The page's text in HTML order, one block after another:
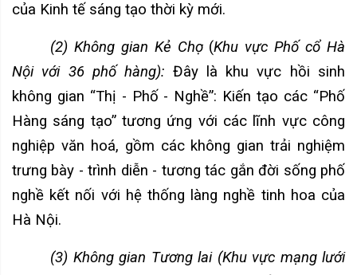
của Kinh tế sáng tạo thời kỳ mới.
(2) Không gian Kẻ Chợ(Khu vực Phố cổ Hà
Nội với 36 phố hàng): Đây là khu vực hồi sinh
không gian “Thị - Phố - Nghề”: Kiến tạo các “Phố
Hàng sáng tạo” tương ứng với các lĩnh vực công
nghiệp văn hoá, gồm các không gian trải nghiệm
trưng bày - trình diễn - tương tác gắn đời sống phố
nghề kết nối với hệ thống làng nghề tinh hoa của
Hà Nội.
(3) Không gian Tương lai (Khu vực mạng lưới